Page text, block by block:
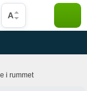
A
i rummet